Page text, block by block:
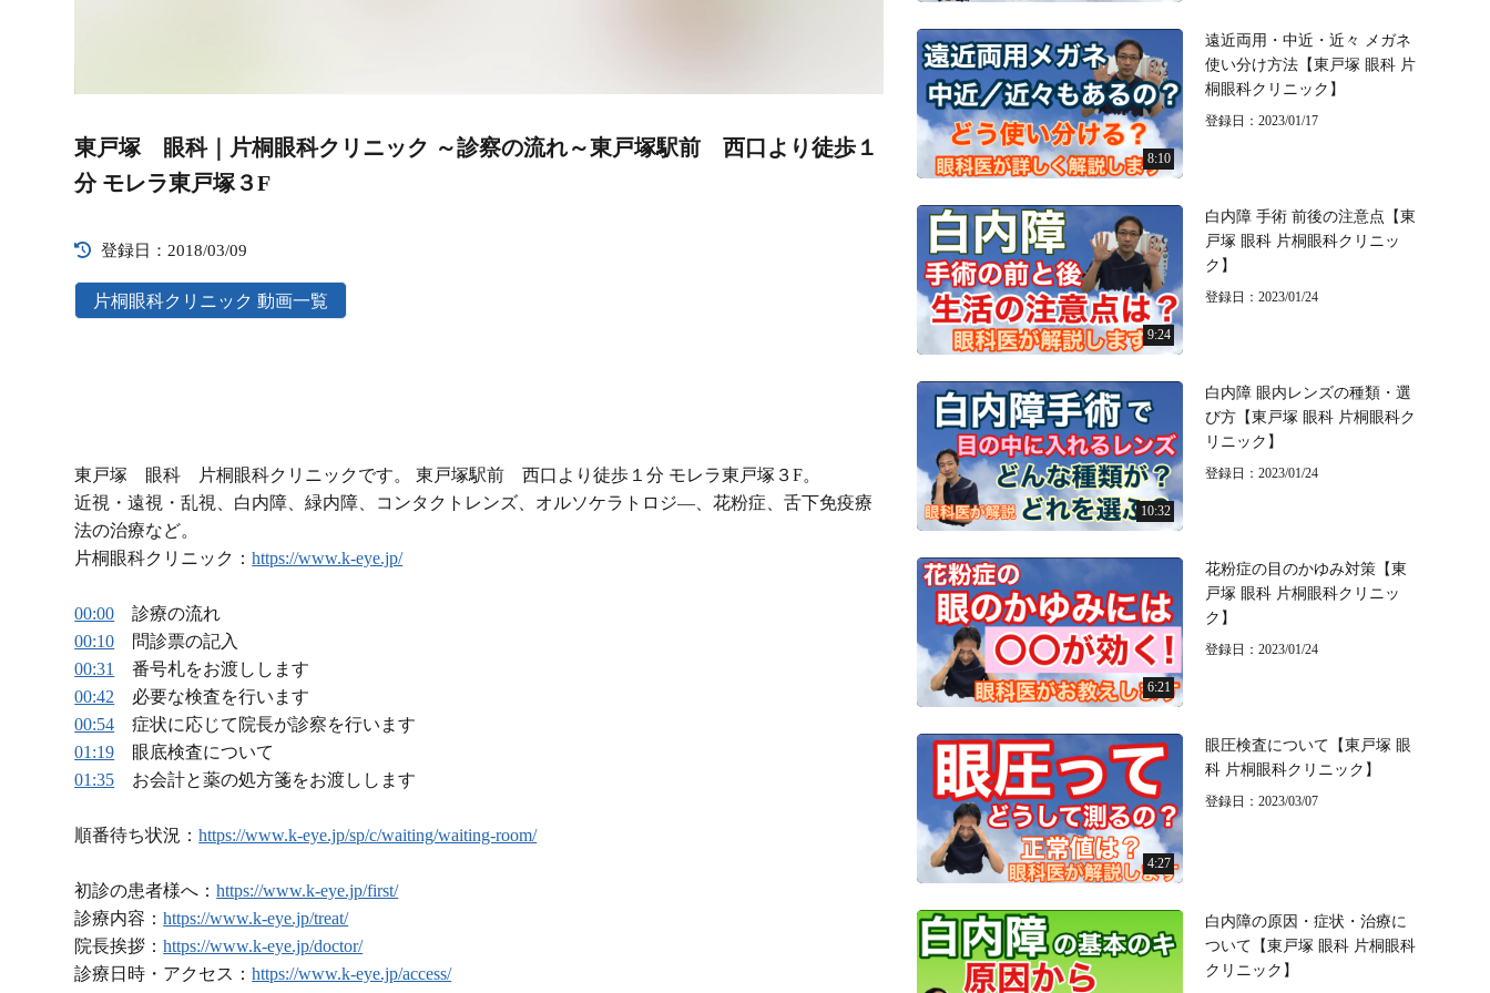
Player
東戸塚 眼科｜片桐眼科クリニック ～診察の流れ～東戸塚駅前 西口より徒歩１
分 モレラ東戸塚３F
登録日：2018/03/09
片桐眼科クリニック 動画一覧
東戸塚 眼科 片桐眼科クリニックです。 東戸塚駅前 西口より徒歩１分 モレラ東戸塚３F。
近視・遠視・乱視、白内障、緑内障、コンタクトレンズ、オルソケラトロジ―、花粉症、舌下免疫療
法の治療など。
片桐眼科クリニック：https://www.k-eye.jp/
00:00
診療の流れ
00:10
問診票の記入
00:31
番号札をお渡しします
00:42
必要な検査を行います
00:54
症状に応じて院長が診察を行います
01:19
眼底検査について
01:35
お会計と薬の処方箋をお渡しします
順番待ち状況：https://www.k-eye.jp/sp/c/waiting/waiting-room/
初診の患者様へ：https://www.k-eye.jp/first/
診療内容：https://www.k-eye.jp/treat/
院長挨拶：https://www.k-eye.jp/doctor/
診療日時・アクセス：https://www.k-eye.jp/access/
8:10
遠近両用・中近・近々 メガネ
使い分け方法【東戸塚 眼科 片
桐眼科クリニック】
登録日：2023/01/17
9:24
白内障 手術 前後の注意点【東
戸塚 眼科 片桐眼科クリニッ
ク】
登録日：2023/01/24
10:32
白内障 眼内レンズの種類・選
び方【東戸塚 眼科 片桐眼科ク
リニック】
登録日：2023/01/24
6:21
花粉症の目のかゆみ対策【東
戸塚 眼科 片桐眼科クリニッ
ク】
登録日：2023/01/24
4:27
眼圧検査について【東戸塚 眼
科 片桐眼科クリニック】
登録日：2023/03/07
白内障の原因・症状・治療に
ついて【東戸塚 眼科 片桐眼科
クリニック】